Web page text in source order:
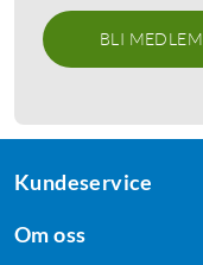
BLI MEDLEM
Kundeservice
Om oss